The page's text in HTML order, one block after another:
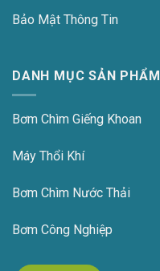
Bảo Mật Thông Tin
DANH MỤC SẢN PHẨM
Bơm Chìm Giếng Khoan
Máy Thổi Khí
Bơm Chìm Nước Thải
Bơm Công Nghiệp